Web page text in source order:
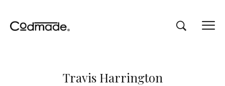
Travis Harrington